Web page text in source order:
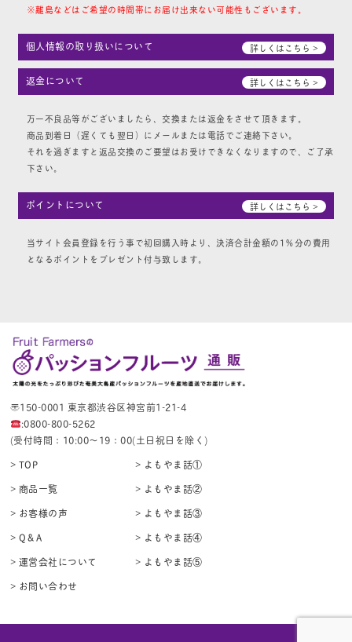
※離島などはご希望の時間帯にお届け出来ない可能性もございます。
個人情報の取り扱いについて 詳しくはこちら >
返金について 詳しくはこちら >
万一不良品等がございましたら、交換または返金をさせて頂きます。
商品到着日（遅くても翌日）にメールまたは電話でご連絡下さい。
それを過ぎますと返品交換のご要望はお受けできなくなりますので、ご了承
下さい。
ポイントについて 詳しくはこちら >
当サイト会員登録を行う事で初回購入時より、決済合計金額の1％分の費用
となるポイントをプレゼント付与致します。
〒150-0001 東京都渋谷区神宮前1-21-4
:0800-800-5262
(受付時間：10:00〜19：00(土日祝日を除く)
> TOP
> 商品一覧
> お客様の声
> Q＆A
> 運営会社について
> お問い合わせ
> よもやま話①
> よもやま話②
> よもやま話③
> よもやま話④
> よもやま話⑤